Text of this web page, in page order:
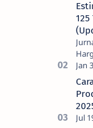
125